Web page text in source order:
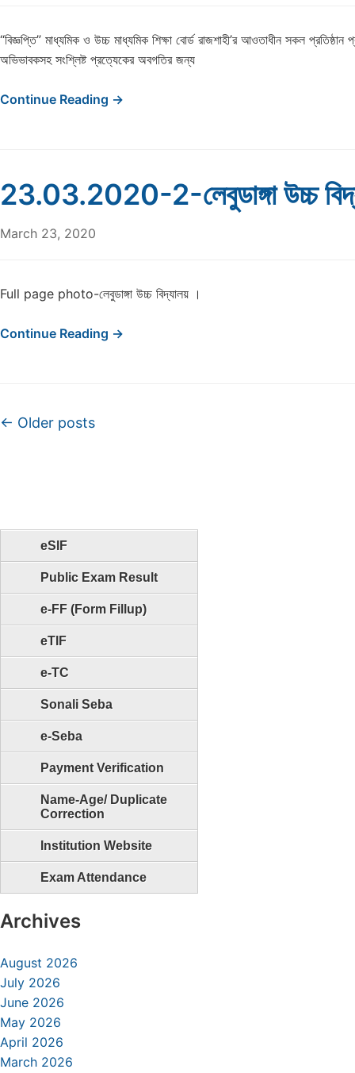
eSIF
Public Exam Result
e-FF (Form Fillup)
eTIF
e-TC
Sonali Seba
e-Seba
Payment Verification
Name-Age/ Duplicate
Correction
Institution Website
Exam Attendance
“বিজ্ঞপ্তি” মাধ্যমিক ও উচ্চ মাধ্যমিক শিক্ষা বোর্ড রাজশাহী’র আওতাধীন সকল প্রতিষ্ঠান
অভিভাবকসহ সংশ্লিষ্ট প্রত্যেকের অবগতির জন্য
Continue Reading →
23.03.2020-2-লেবুডাঙ্গা উচ্চ
March 23, 2020
Full page photo-লেবুডাঙ্গা উচ্চ বিদ্যালয় ।
Continue Reading →
Post navigation
← Older posts
Archives
August 2026
July 2026
June 2026
May 2026
April 2026
March 2026